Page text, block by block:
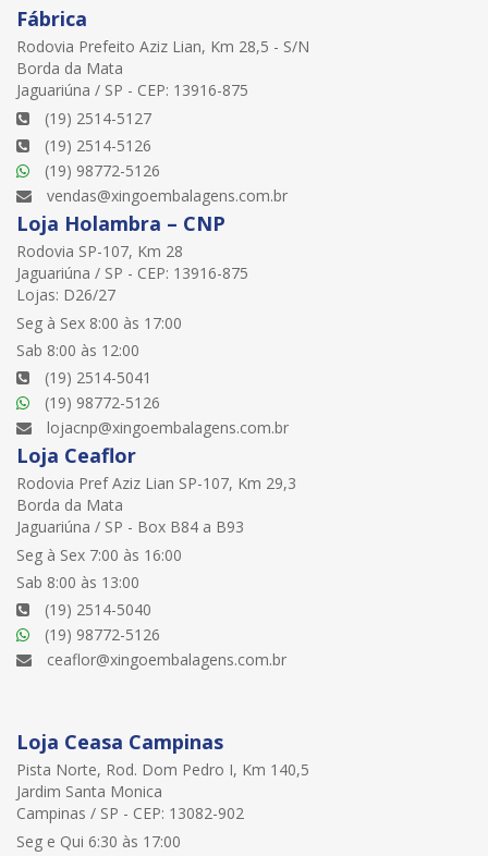
Fábrica
Rodovia Prefeito Aziz Lian, Km 28,5 - S/N
Borda da Mata
Jaguariúna / SP - CEP: 13916-875
(19) 2514-5127
(19) 2514-5126
(19) 98772-5126
vendas@xingoembalagens.com.br
Loja Holambra – CNP
Rodovia SP-107, Km 28
Jaguariúna / SP - CEP: 13916-875
Lojas: D26/27
Seg à Sex 8:00 às 17:00
Sab 8:00 às 12:00
(19) 2514-5041
(19) 98772-5126
lojacnp@xingoembalagens.com.br
Loja Ceaflor
Rodovia Pref Aziz Lian SP-107, Km 29,3
Borda da Mata
Jaguariúna / SP - Box B84 a B93
Seg à Sex 7:00 às 16:00
Sab 8:00 às 13:00
(19) 2514-5040
(19) 98772-5126
ceaflor@xingoembalagens.com.br
Loja Ceasa Campinas
Pista Norte, Rod. Dom Pedro I, Km 140,5
Jardim Santa Monica
Campinas / SP - CEP: 13082-902
Seg e Qui 6:30 às 17:00